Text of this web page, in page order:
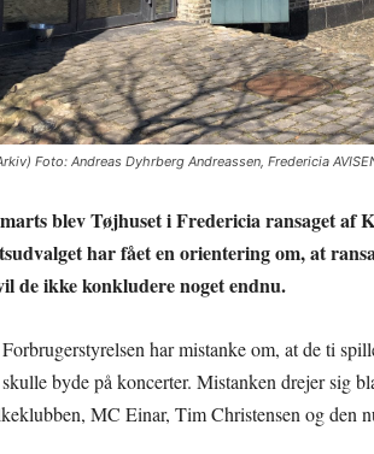
Foto: Andreas Dyhrberg Andreassen, Fredericia
blev Tøjhuset i Fredericia ransaget af
har fået en orientering om, at
de ikke konkludere noget endnu.
har mistanke om, at de ti
byde på koncerter. Mistanken drejer sig
MC Einar, Tim Christensen og den